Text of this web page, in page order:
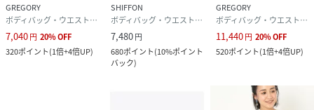
GREGORY
ボディバッグ・ウエストポーチ
7,040円 20%OFF
320ポイント(1倍+4倍UP)
SHIFFON
ボディバッグ・ウエストポーチ
7,480円
680ポイント(10%ポイント
バック)
GREGORY
ボディバッグ・ウエストポーチ
11,440円 20%OFF
520ポイント(1倍+4倍UP)